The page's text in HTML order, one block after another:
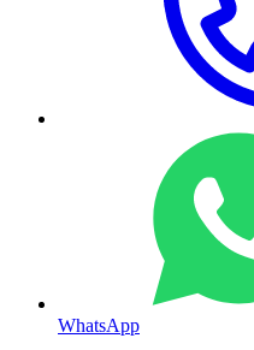
WhatsApp